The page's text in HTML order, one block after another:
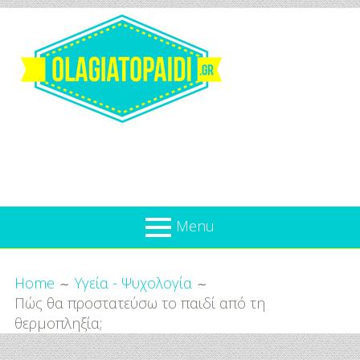
content
Menu
Για
το
Παιδί
Επικαιρότητα
Προσφορές
Home
Υγεία - Ψυχολογία
Πώς θα προστατεύσω το παιδί από τη
θερμοπληξία;